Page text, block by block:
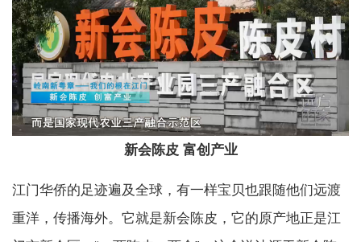
新会陈皮 富创产业
江门华侨的足迹遍及全球，有一样宝贝也跟随他们远渡
重洋，传播海外。它就是新会陈皮，它的原产地正是江